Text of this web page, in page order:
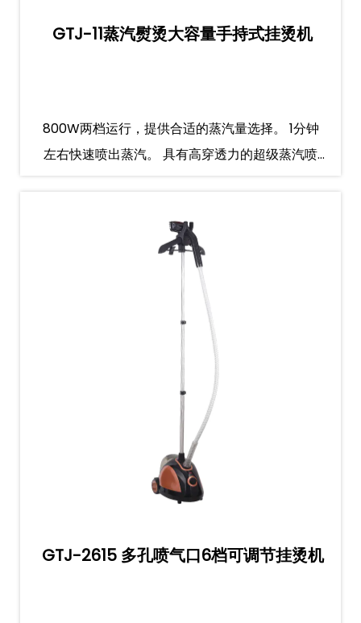
GTJ-11蒸汽熨烫大容量手持式挂烫机
800W两档运行，提供合适的蒸汽量选择。 1分钟
左右快速喷出蒸汽。 具有高穿透力的超级蒸汽喷
面...
GTJ-2615 多孔喷气口6档可调节挂烫机